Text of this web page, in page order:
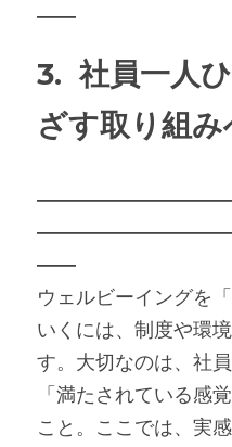
――
3.  社員一人
ざす取り組み
――
ウェルビーイングを
いくには、制度や環
す。大切なのは、社
「満たされている感
こと。ここでは、実